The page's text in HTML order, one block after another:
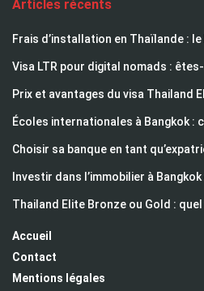
Articles récents
Frais d’installation en Thaïlande :
Visa LTR pour digital nomads :
Prix et avantages du visa Thailand
Écoles internationales à Bangkok :
Choisir sa banque en tant
Investir dans l’immobilier à Bangkok
Thailand Elite Bronze ou Gold :
Accueil
Contact
Mentions légales